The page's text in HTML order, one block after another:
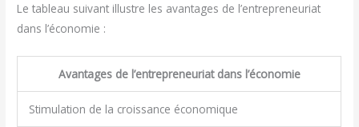
Le tableau suivant illustre les avantages de l’entrepreneuriat
dans l’économie :
Avantages de l’entrepreneuriat dans l’économie
Stimulation de la croissance économique